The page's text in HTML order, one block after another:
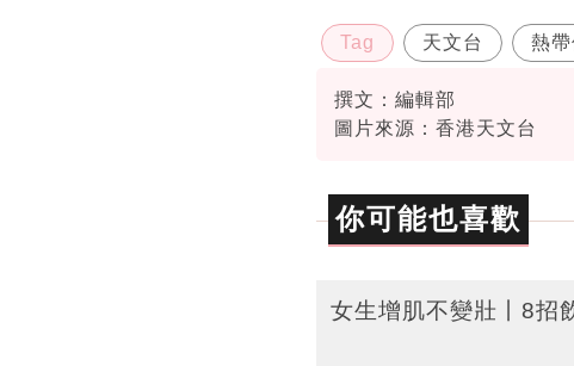
Tag 天文台 熱
撰文：編輯部
圖片來源：香港天文台
你可能也喜歡
女生增肌不變壯丨8招